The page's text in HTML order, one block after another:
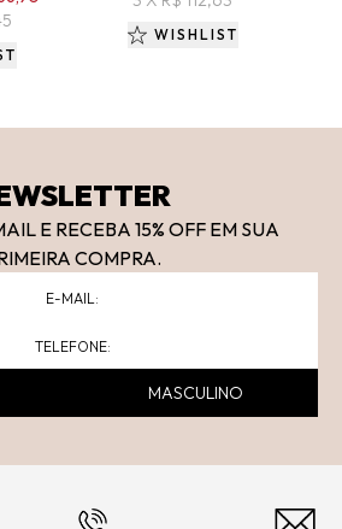
WISHLIST
E RECEBA 15% OFF EM SUA
COMPRA.
MASCULINO